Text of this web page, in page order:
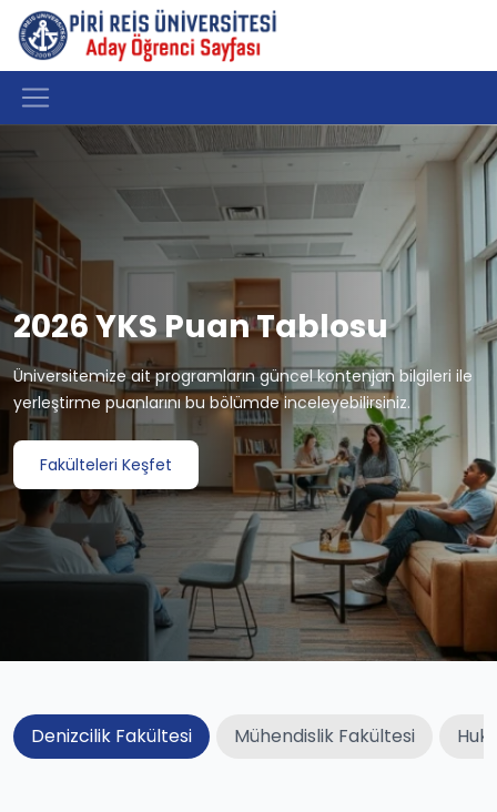
2026 YKS Puan Tablosu
Üniversitemize ait programların güncel kontenjan bilgileri ile
yerleştirme puanlarını bu bölümde inceleyebilirsiniz.
Fakülteleri Keşfet
Denizcilik Fakültesi Mühendislik Fakültesi